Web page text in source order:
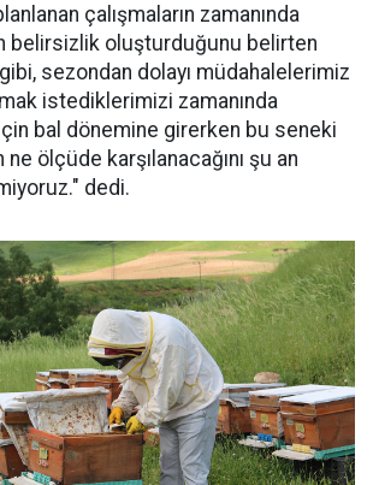
çalışmaların zamanında
belirsizlik oluşturduğunu belirten
sezondan dolayı müdahalelerimiz
istediklerimizi zamanında
için bal dönemine girerken bu seneki
ölçüde karşılanacağını şu an
dedi.